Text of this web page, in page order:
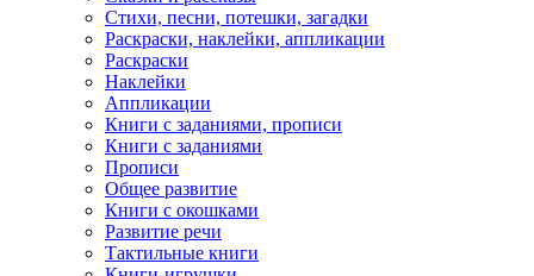
Стихи, песни, потешки, загадки
Раскраски, наклейки, аппликации
Раскраски
Наклейки
Аппликации
Книги с заданиями, прописи
Книги с заданиями
Прописи
Общее развитие
Книги с окошками
Развитие речи
Тактильные книги